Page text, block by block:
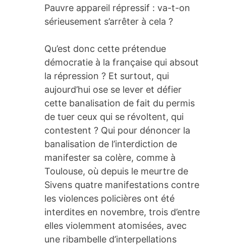
Pauvre appareil répressif : va-t-on
sérieusement s’arrêter à cela ?
Qu’est donc cette prétendue
démocratie à la française qui absout
la répression ? Et surtout, qui
aujourd’hui ose se lever et défier
cette banalisation de fait du permis
de tuer ceux qui se révoltent, qui
contestent ? Qui pour dénoncer la
banalisation de l’interdiction de
manifester sa colère, comme à
Toulouse, où depuis le meurtre de
Sivens quatre manifestations contre
les violences policières ont été
interdites en novembre, trois d’entre
elles violemment atomisées, avec
une ribambelle d’interpellations